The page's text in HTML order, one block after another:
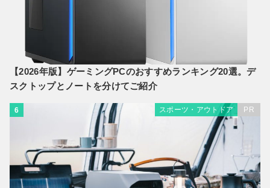
【2026年版】ゲーミングPCのおすすめランキング20選。デ
スクトップとノートを分けてご紹介
6 スポーツ・アウトドア PR